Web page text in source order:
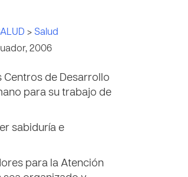
> Salud
2006
Centros de Desarrollo
para su trabajo de
sabiduría e
para la Atención